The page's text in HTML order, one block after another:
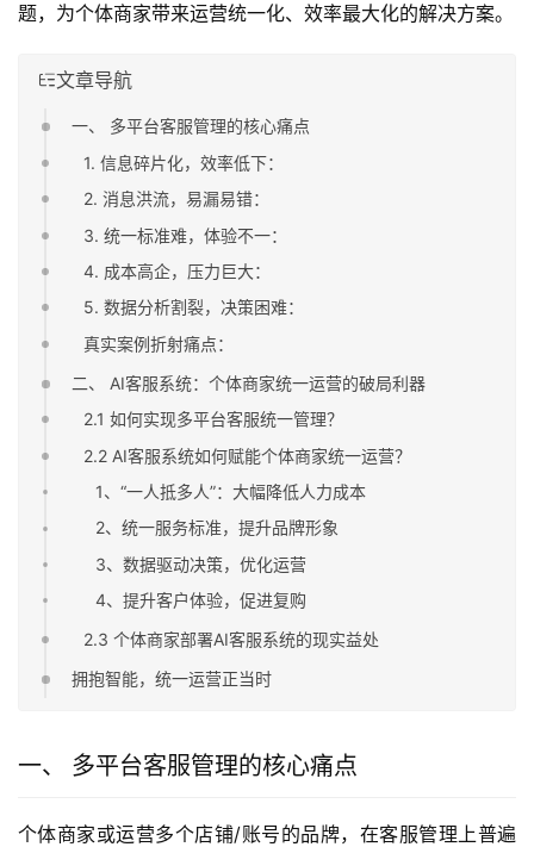
题，为个体商家带来运营统一化、效率最大化的解决方案。
文章导航
一、 多平台客服管理的核心痛点
1. 信息碎片化，效率低下：
2. 消息洪流，易漏易错：
3. 统一标准难，体验不一：
4. 成本高企，压力巨大：
5. 数据分析割裂，决策困难：
真实案例折射痛点：
二、 AI客服系统：个体商家统一运营的破局利器
2.1 如何实现多平台客服统一管理？
2.2 AI客服系统如何赋能个体商家统一运营？
1、“一人抵多人”：大幅降低人力成本
2、统一服务标准，提升品牌形象
3、数据驱动决策，优化运营
4、提升客户体验，促进复购
2.3 个体商家部署AI客服系统的现实益处
拥抱智能，统一运营正当时
一、 多平台客服管理的核心痛点
个体商家或运营多个店铺/账号的品牌，在客服管理上普遍